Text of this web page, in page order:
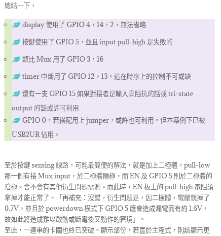
總結一下，
display 使用了 GPIO 4，14，2，無法省略
按鍵使用了 GPIO 5，並且 input pull-high 是失敗的
類比 Mux 用了 GPIO 3，16
timer 中斷用了 GPIO 12，13。這在時序上的控制不可或缺
還有一支 GPIO 15 如果對接者是輸入高阻抗的話或 tri-state
output 的話或許可利用
GPIO 0，若搭配用上 jumper，或許也可利用。但本案例下已被
USB2UR 佔用。
至於按鍵 sensing 線路，可能最簡便的解法，就是加上二極體，pull-low
那一側有接 Mux input，於二極體陽極，而 EN 及 GPIO 5 則於二極體的
陰極。會不會有其他衍生問題需測。而此時，EN 板上的 pull-high 電阻須
拿掉才能正常了。「再補充：沒錯，衍生問題是，因二極體，電壓就掉了
0.7V，並且於 powerdown 模式下 GPIO 5 應會造成漏電而有約 1.6V，
故如此將造成難以啟動或斷電後又動作的窘境」。
至此，一連串的卡關也終已突破。顯示部份，若置於主程式，則該顯示更